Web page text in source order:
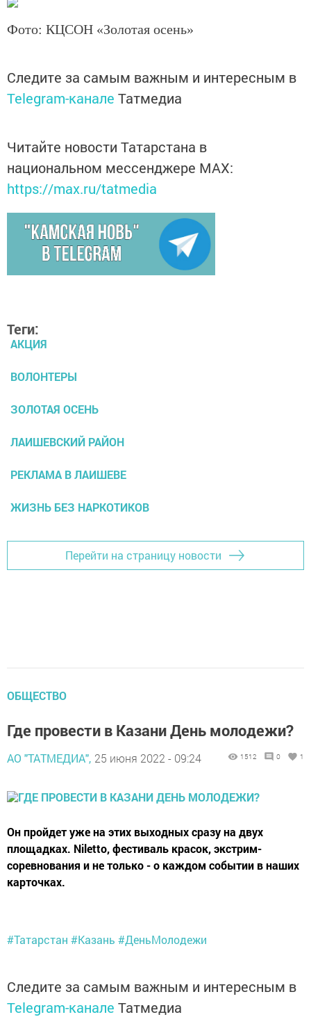
Фото: КЦСОН «Золотая осень»
Следите за самым важным и интересным в
Telegram-канале Татмедиа
Читайте новости Татарстана в
национальном мессенджере MАХ:
https://max.ru/tatmedia
Теги:
АКЦИЯ
ВОЛОНТЕРЫ
ЗОЛОТАЯ ОСЕНЬ
ЛАИШЕВСКИЙ РАЙОН
РЕКЛАМА В ЛАИШЕВЕ
ЖИЗНЬ БЕЗ НАРКОТИКОВ
Перейти на страницу новости
ОБЩЕСТВО
Где провести в Казани День молодежи?
АО "ТАТМЕДИА", 25 июня 2022 - 09:24 1512 0 1
Он пройдет уже на этих выходных сразу на двух
площадках. Niletto, фестиваль красок, экстрим-
соревнования и не только - о каждом событии в наших
карточках.
#Татарстан #Казань #ДеньМолодежи
Следите за самым важным и интересным в
Telegram-канале Татмедиа